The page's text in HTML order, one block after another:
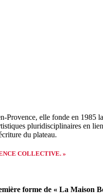
elle fonde en 1985
pluridisciplinaires en
du plateau.
COLLECTIVE. »
forme de « La Maison